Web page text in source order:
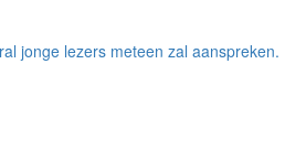
jonge lezers meteen zal aanspreken.